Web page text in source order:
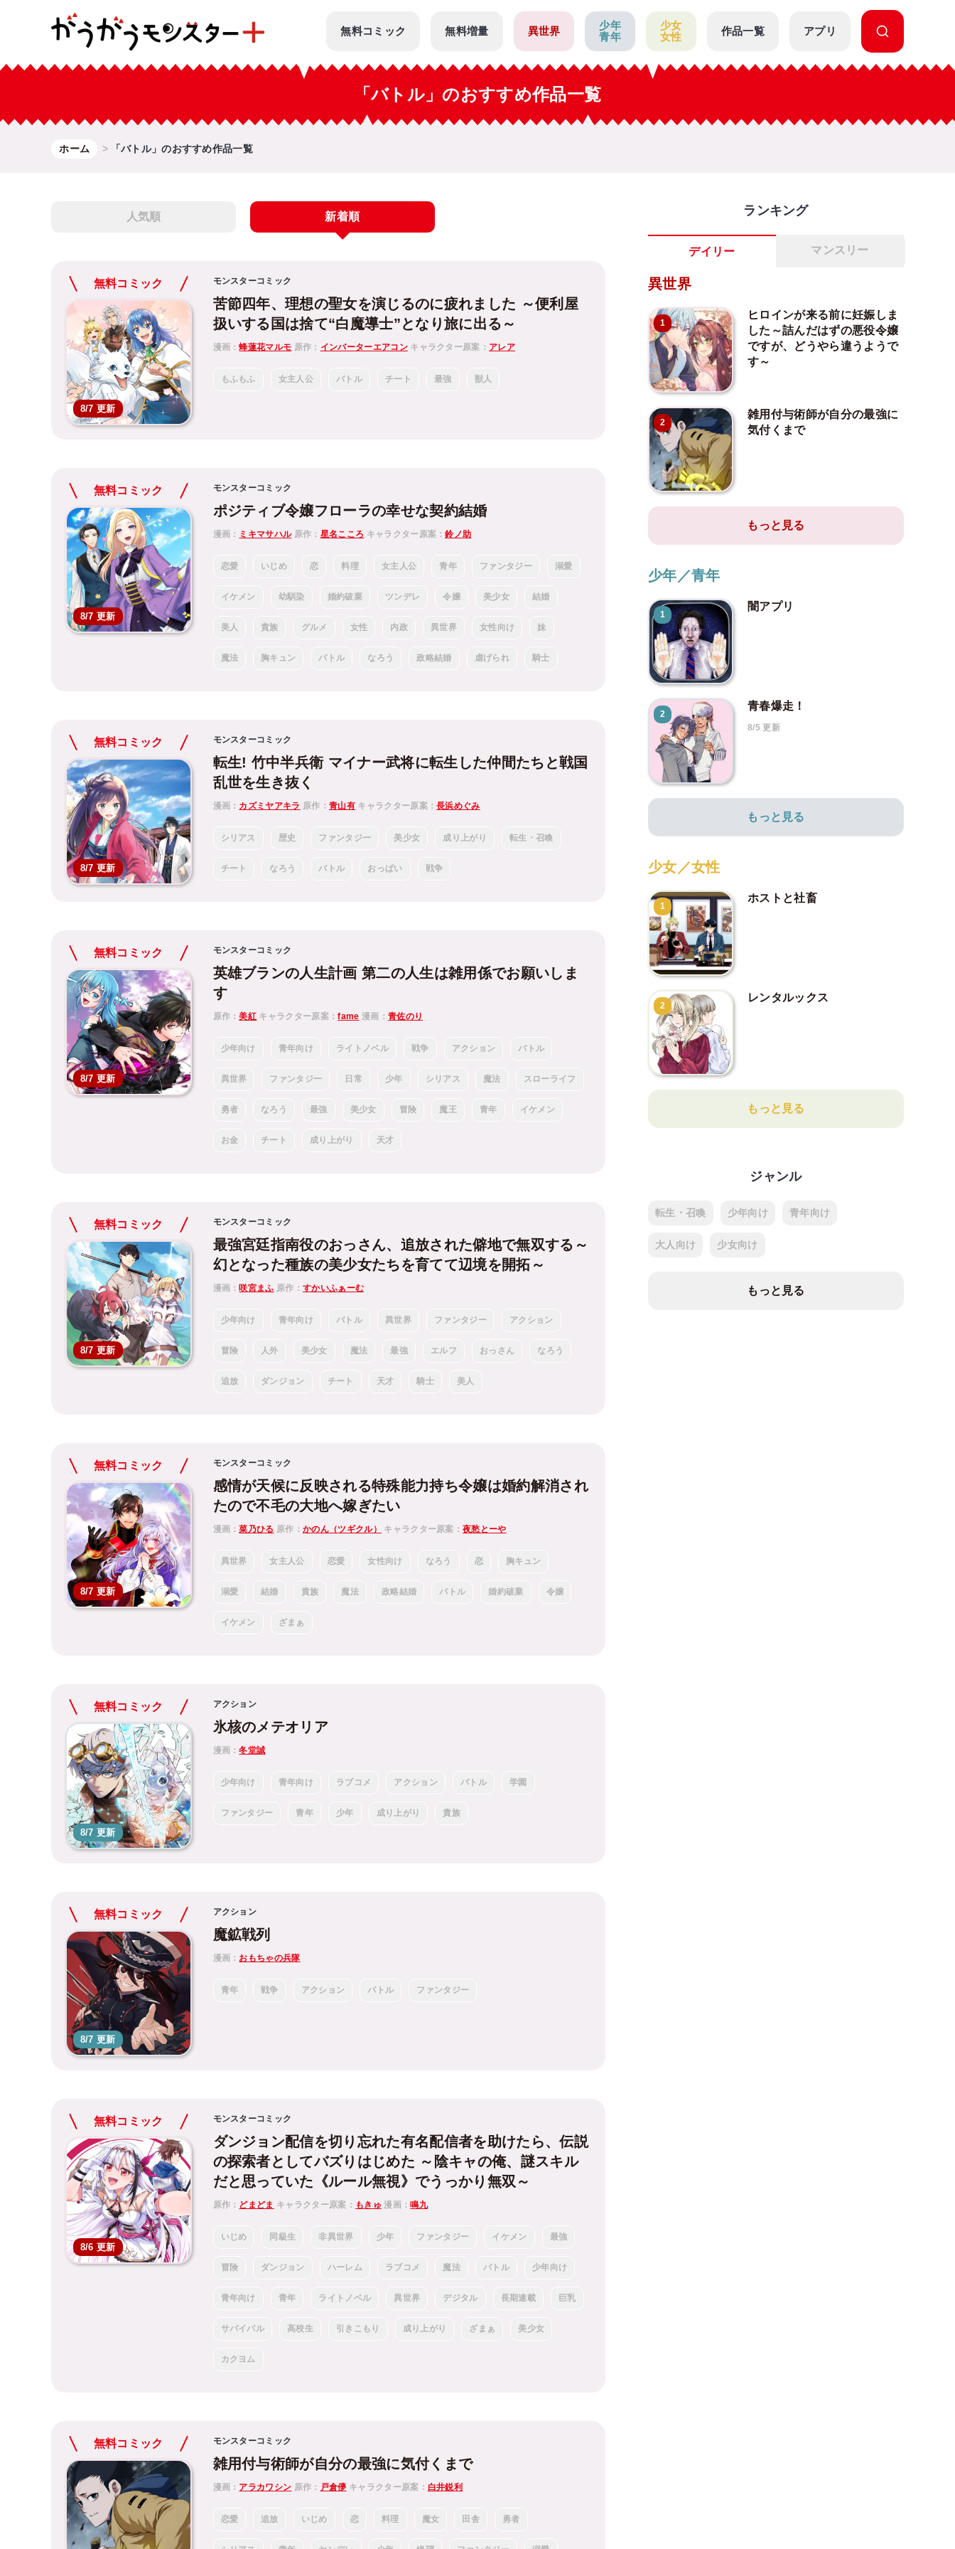
無料コミック 無料増量 異世界
少年
青年
少女
女性
作品一覧 アプリ
「バトル」のおすすめ作品一覧
ホーム 「バトル」のおすすめ作品一覧
人気順 新着順
無料コミック
8/7 更新
モンスターコミック
苦節四年、理想の聖女を演じるのに疲れました ～便利屋
扱いする国は捨て“白魔導士”となり旅に出る～
漫画：蜂蓮花マルモ 原作： インバーターエアコンキャラクター原案： アレア
もふもふ 女主人公 バトル チート 最強 獣人
無料コミック
8/7 更新
モンスターコミック
ポジティブ令嬢フローラの幸せな契約結婚
漫画： ミキマサハル原作： 星名こころ キャラクター原案：鈴ノ助
恋愛 いじめ 恋 料理 女主人公 青年 ファンタジー 溺愛
イケメン 幼馴染 婚約破棄 ツンデレ 令嬢 美少女 結婚
美人 貴族 グルメ 女性 内政 異世界 女性向け 妹
魔法 胸キュン バトル なろう 政略結婚 虐げられ 騎士
無料コミック
8/7 更新
モンスターコミック
転生! 竹中半兵衛 マイナー武将に転生した仲間たちと戦国
乱世を生き抜く
漫画： カズミヤアキラ 原作： 青山有キャラクター原案：長浜めぐみ
シリアス 歴史 ファンタジー 美少女 成り上がり 転生・召喚
チート なろう バトル おっぱい 戦争
無料コミック
8/7 更新
モンスターコミック
英雄ブランの人生計画 第二の人生は雑用係でお願いしま
す
原作：美紅 キャラクター原案：fame 漫画： 青佐のり
少年向け 青年向け ライトノベル 戦争 アクション バトル
異世界 ファンタジー 日常 少年 シリアス 魔法 スローライフ
勇者 なろう 最強 美少女 冒険 魔王 青年 イケメン
お金 チート 成り上がり 天才
無料コミック
8/7 更新
モンスターコミック
最強宮廷指南役のおっさん、追放された僻地で無双する～
幻となった種族の美少女たちを育てて辺境を開拓～
漫画：咲宮まふ 原作：すかいふぁーむ
少年向け 青年向け バトル 異世界 ファンタジー アクション
冒険 人外 美少女 魔法 最強 エルフ おっさん なろう
追放 ダンジョン チート 天才 騎士 美人
無料コミック
8/7 更新
モンスターコミック
感情が天候に反映される特殊能力持ち令嬢は婚約解消され
たので不毛の大地へ嫁ぎたい
漫画：菜乃ひる 原作：かのん（ツギクル） キャラクター原案：夜愁とーや
異世界 女主人公 恋愛 女性向け なろう 恋 胸キュン
溺愛 結婚 貴族 魔法 政略結婚 バトル 婚約破棄 令嬢
イケメン ざまぁ
無料コミック
8/7 更新
アクション
氷核のメテオリア
漫画：冬堂誠
少年向け 青年向け ラブコメ アクション バトル 学園
ファンタジー 青年 少年 成り上がり 貴族
無料コミック
8/7 更新
アクション
魔鉱戦列
漫画： おもちゃの兵隊
青年 戦争 アクション バトル ファンタジー
無料コミック
8/6 更新
モンスターコミック
ダンジョン配信を切り忘れた有名配信者を助けたら、伝説
の探索者としてバズりはじめた ～陰キャの俺、謎󠄀スキル
だと思っていた《ルール無視》でうっかり無双～
原作： どまどま キャラクター原案： もきゅ 漫画：鳴九
いじめ 同級生 非異世界 少年 ファンタジー イケメン 最強
冒険 ダンジョン ハーレム ラブコメ 魔法 バトル 少年向け
青年向け 青年 ライトノベル 異世界 デジタル 長期連載 巨乳
サバイバル 高校生 引きこもり 成り上がり ざまぁ 美少女
カクヨム
無料コミック モンスターコミック
雑用付与術師が自分の最強に気付くまで
漫画： アラカワシン 原作： 戸倉儚 キャラクター原案： 白井鋭利
恋愛 追放 いじめ 恋 料理 魔女 田舎 勇者
ランキング
デイリー マンスリー
異世界
1
ヒロインが来る前に妊娠しま
した～詰んだはずの悪役令嬢
ですが、どうやら違うようで
す～
2
雑用付与術師が自分の最強に
気付くまで
もっと見る
少年／青年
1
闇アプリ
2
青春爆走！
8/5 更新
もっと見る
少女／女性
1
ホストと社畜
2
レンタルックス
もっと見る
ジャンル
転生・召喚 少年向け 青年向け
大人向け 少女向け
もっと見る